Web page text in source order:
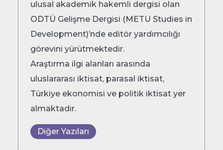
ulusal akademik hakemli dergisi olan
ODTÜ Gelişme Dergisi (METU Studies in
Development)’nde editör yardımcılığı
görevini yürütmektedir.
Araştırma ilgi alanları arasında
uluslararası iktisat, parasal iktisat,
Türkiye ekonomisi ve politik iktisat yer
almaktadır.
Diğer Yazıları